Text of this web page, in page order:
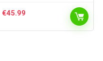
€45.99